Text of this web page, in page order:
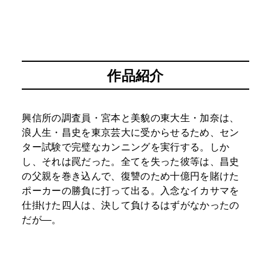
作品紹介
興信所の調査員・宮本と美貌の東大生・加奈は、
浪人生・昌史を東京芸大に受からせるため、セン
ター試験で完璧なカンニングを実行する。しか
し、それは罠だった。全てを失った彼等は、昌史
の父親を巻き込んで、復讐のため十億円を賭けた
ポーカーの勝負に打って出る。入念なイカサマを
仕掛けた四人は、決して負けるはずがなかったの
だが―。